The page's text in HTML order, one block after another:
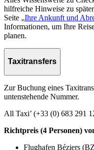
hilfreiche Hinweise zu
Seite „Ihre Ankunft und
Informationen, um Ihre
planen.
Taxitransfers
Zur Buchung eines
untenstehende Nummer.
All Taxi’ (+33 (0) 683 291
Richtpreis (4 Personen)
Flughafen Béziers